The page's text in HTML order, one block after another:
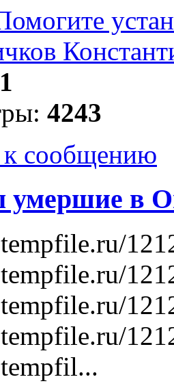
1
4243
сообщению
в